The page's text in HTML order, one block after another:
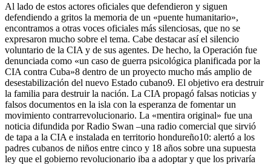
Al lado de estos actores oficiales que defendieron y siguen
defendiendo a gritos la memoria de un «puente humanitario»,
encontramos a otras voces oficiales más silenciosas, que no se
expresaron mucho sobre el tema. Cabe destacar así el silencio
voluntario de la CIA y de sus agentes. De hecho, la Operación fue
denunciada como «un caso de guerra psicológica planificada por la
CIA contra Cuba»8 dentro de un proyecto mucho más amplio de
desestabilización del nuevo Estado cubano9. El objetivo era destruir
la familia para destruir la nación. La CIA propagó falsas noticias y
falsos documentos en la isla con la esperanza de fomentar un
movimiento contrarrevolucionario. La «mentira original» fue una
noticia difundida por Radio Swan –una radio comercial que sirvió
de tapa a la CIA e instalada en territorio hondureño10: alertó a los
padres cubanos de niños entre cinco y 18 años sobre una supuesta
ley que el gobierno revolucionario iba a adoptar y que los privaría